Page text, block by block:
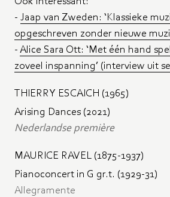
- Jaap van Zweden: ‘Klassieke
opgeschreven zonder nieuwe
-Alice Sara Ott: ‘Met één hand
zoveel inspanning’ (interview uit
THIERRY ESCAICH (1965)
Arising Dances (2021)
Nederlandse première
MAURICE RAVEL (1875-1937)
Pianoconcert in G gr.t. (1929-31)
Allegramente